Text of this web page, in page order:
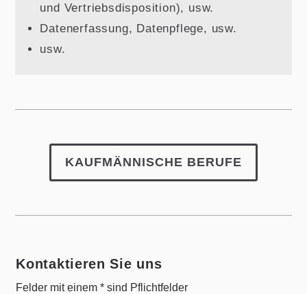
und Vertriebsdisposition), usw.
Datenerfassung, Datenpflege, usw.
usw.
KAUFMÄNNISCHE BERUFE
Kontaktieren Sie uns
Felder mit einem * sind Pflichtfelder